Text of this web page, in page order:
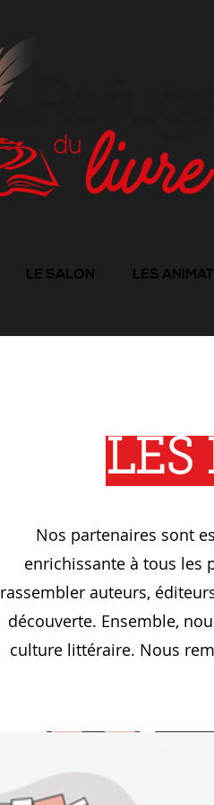
LE SALON LES
LES
Nos partenaires sont
enrichissante à tous les
rassembler auteurs,
découverte. Ensemble,
culture littéraire. Nous